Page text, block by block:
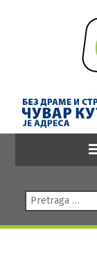
Pretraga: